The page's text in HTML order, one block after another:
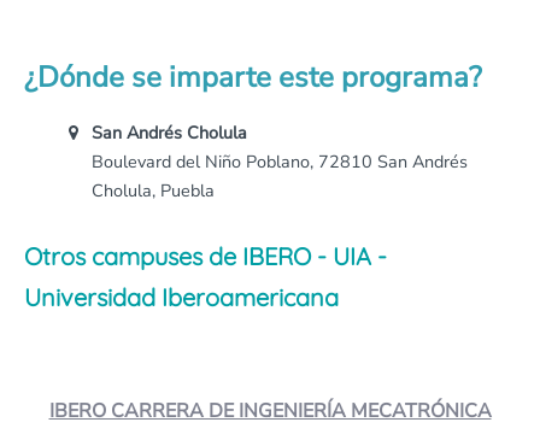
¿Dónde se imparte este programa?
San Andrés Cholula
Boulevard del Niño Poblano, 72810 San Andrés
Cholula, Puebla
Otros campuses de IBERO - UIA -
Universidad Iberoamericana
IBERO CARRERA DE INGENIERÍA MECATRÓNICA